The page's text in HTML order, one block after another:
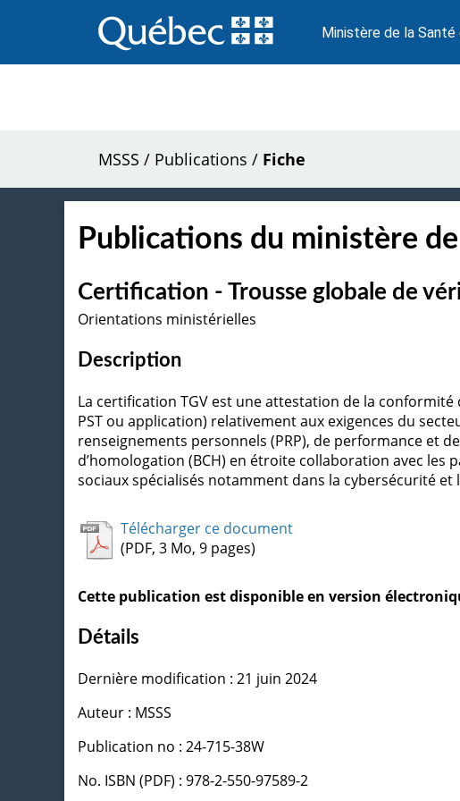
au
contenu
Ministère de la
MSSS / Publications / Fiche
Publications du ministère
Certification - Trousse globale de
Orientations ministérielles
Description
La certification TGV est une attestation de la
PST ou application) relativement aux exigences du
renseignements personnels (PRP), de performance et
d’homologation (BCH) en étroite collaboration avec
sociaux spécialisés notamment dans la cybersécurité et
Télécharger ce document
(PDF, 3 Mo, 9 pages)
Cette publication est disponible en version
Détails
Dernière modification : 21 juin 2024
Auteur : MSSS
Publication no : 24-715-38W
No. ISBN (PDF) : 978-2-550-97589-2